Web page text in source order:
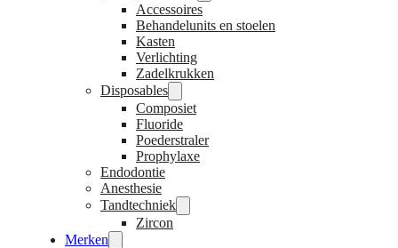
Accessoires
Behandelunits en stoelen
Kasten
Verlichting
Zadelkrukken
Disposables
Composiet
Fluoride
Poederstraler
Prophylaxe
Endodontie
Anesthesie
Tandtechniek
Zircon
Merken